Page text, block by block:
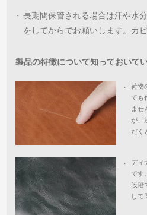
・ 長期間保管される場合は汗や水
をしてからでお願いします。カ
製品の特徴について知っておいて
・
荷物
ても
ませ
が、
だく
・
ディ
です
段階
し